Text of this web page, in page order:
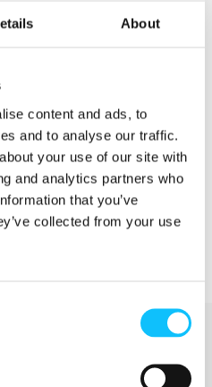
About
content and ads, to
and to analyse our traffic.
your use of our site with
and analytics partners who
that you’ve
collected from your use
myös
kokoomuksen
enkeleitä Porissa -
järjestivät Reilu kauppa
Ammattiliitto Pro, Ahjo
Finnwatch.